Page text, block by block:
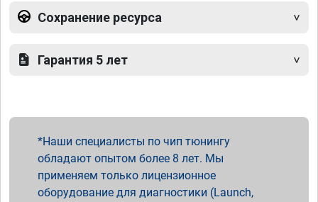
Сохранение ресурса
Гарантия 5 лет
Наши специалисты по чип тюнингу
обладают опытом более 8 лет. Мы
применяем только лицензионное
оборудование для диагностики (Launch,